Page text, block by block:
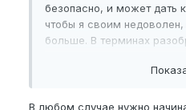
безопасно, и может дать
чтобы я своим недоволен,
больше. В терминах
В любом случае нужно